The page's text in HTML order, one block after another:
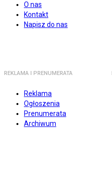
O nas
Kontakt
Napisz do nas
REKLAMA I PRENUMERATA
Reklama
Ogłoszenia
Prenumerata
Archiwum